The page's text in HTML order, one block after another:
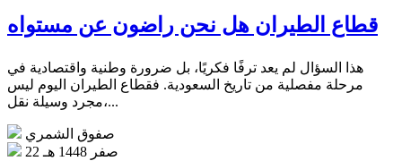
قطاع الطيران هل نحن راضون عن مستواه
هذا السؤال لم يعد ترفًا فكريًا، بل ضرورة وطنية واقتصادية في
مرحلة مفصلية من تاريخ السعودية. فقطاع الطيران اليوم ليس
مجرد وسيلة نقل،...
صفوق الشمري
22 صفر 1448 هـ